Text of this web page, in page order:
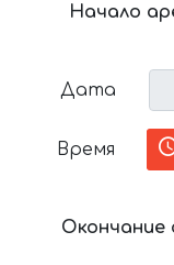
Начало
Дата
Время
Окончание